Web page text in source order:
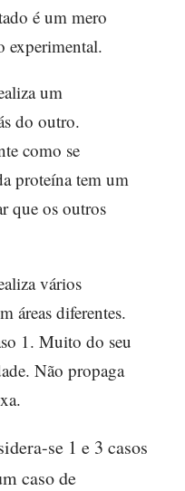
é um mero
experimental.
um
do outro.
como se
proteína tem um
que os outros
vários
áreas diferentes.
1. Muito do seu
Não propaga
se 1 e 3 casos
caso de